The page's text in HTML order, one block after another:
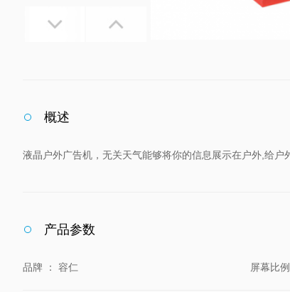
概述
液晶户外广告机，无关天气能够将你的信息展示在户外,给
产品参数
品牌 ： 容仁 屏幕比例